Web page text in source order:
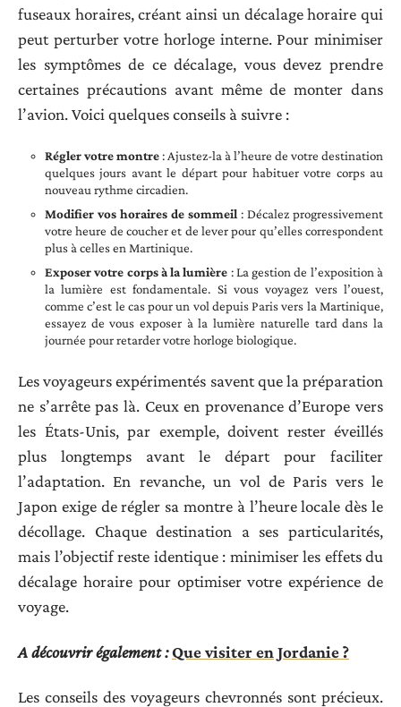
fuseaux horaires, créant ainsi un décalage horaire qui
peut perturber votre horloge interne. Pour minimiser
les symptômes de ce décalage, vous devez prendre
certaines précautions avant même de monter dans
l’avion. Voici quelques conseils à suivre :
Régler votre montre: Ajustez-la à l’heure de votre destination
quelques jours avant le départ pour habituer votre corps au
nouveau rythme circadien.
Modifier vos horaires de sommeil : Décalez progressivement
votre heure de coucher et de lever pour qu’elles correspondent
plus à celles en Martinique.
Exposer votre corps à la lumière : La gestion de l’exposition à
la lumière est fondamentale. Si vous voyagez vers l’ouest,
comme c’est le cas pour un vol depuis Paris vers la Martinique,
essayez de vous exposer à la lumière naturelle tard dans la
journée pour retarder votre horloge biologique.
Les voyageurs expérimentés savent que la préparation
ne s’arrête pas là. Ceux en provenance d’Europe vers
les États-Unis, par exemple, doivent rester éveillés
plus longtemps avant le départ pour faciliter
l’adaptation. En revanche, un vol de Paris vers le
Japon exige de régler sa montre à l’heure locale dès le
décollage. Chaque destination a ses particularités,
mais l’objectif reste identique : minimiser les effets du
décalage horaire pour optimiser votre expérience de
voyage.
A découvrir également :Que visiter en Jordanie ?
Les conseils des voyageurs chevronnés sont précieux.